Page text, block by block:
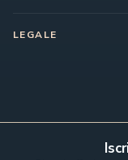
LEGALE